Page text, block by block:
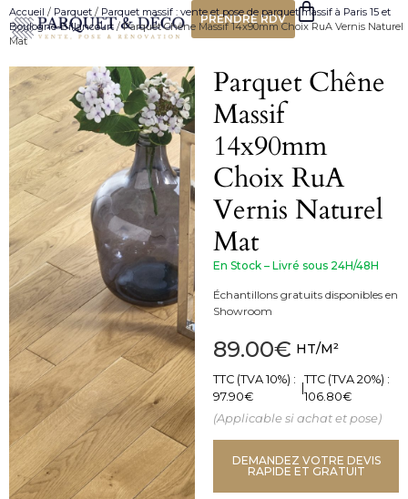
PRENDRE RDV
Accueil / Parquet / Parquet massif : vente et pose de parquet massif à Paris 15 et
Boulogne-Billancourt / Parquet Chêne Massif 14x90mm Choix RuA Vernis Naturel
Mat
Parquet Chêne
Massif
14x90mm
Choix RuA
Vernis Naturel
Mat
En Stock – Livré sous 24H/48H
Échantillons gratuits disponibles en
Showroom
89.00€ HT/M²
TTC (TVA 10%) :
97.90€
TTC (TVA 20%) :
106.80€
(Applicable si achat et pose)
DEMANDEZ VOTRE DEVIS
RAPIDE ET GRATUIT